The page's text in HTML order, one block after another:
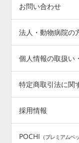
お問い合わせ
法人・動物病院の
個人情報の取扱い
特定商取引法に関
採用情報
POCHI （プレミアムペ